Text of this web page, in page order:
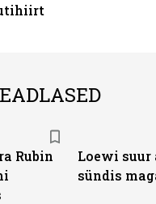
Rubin
Loewi suur
sündis